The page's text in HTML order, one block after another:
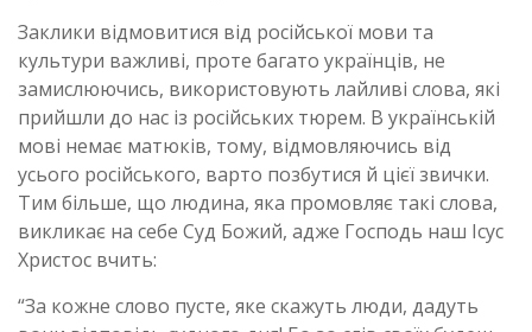
Заклики відмовитися від російської мови та
культури важливі, проте багато українців, не
замислюючись, використовують лайливі слова, які
прийшли до нас із російських тюрем. В українській
мові немає матюків, тому, відмовляючись від
усього російського, варто позбутися й цієї звички.
Тим більше, що людина, яка промовляє такі слова,
викликає на себе Суд Божий, адже Господь наш Ісус
Христос вчить:
“За кожне слово пусте, яке скажуть люди, дадуть